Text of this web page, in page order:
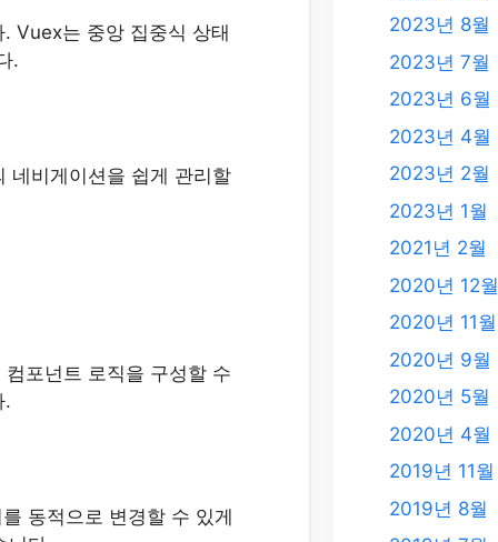
Vuex는 중앙 집중식 상태
.
네비게이션을 쉽게 관리할
포넌트 로직을 구성할 수
.
동적으로 변경할 수 있게
2023년 8월
2023년 7월
2023년 6월
2023년 4월
2023년 2월
2023년 1월
2021년 2월
2020년 12월
2020년 11월
2020년 9월
2020년 5월
2020년 4월
2019년 11월
2019년 8월